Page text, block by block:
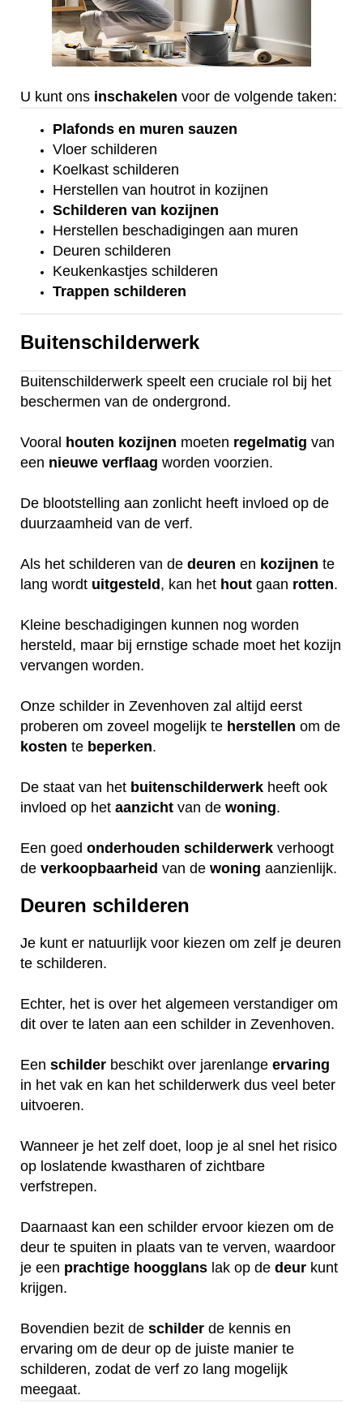
U kunt ons inschakelen voor de volgende taken:
Plafonds en muren sauzen
Vloer schilderen
Koelkast schilderen
Herstellen van houtrot in kozijnen
Schilderen van kozijnen
Herstellen beschadigingen aan muren
Deuren schilderen
Keukenkastjes schilderen
Trappen schilderen
Buitenschilderwerk
Buitenschilderwerk speelt een cruciale rol bij het
beschermen van de ondergrond.
Vooral houten kozijnen moeten regelmatig van
een nieuwe verflaag worden voorzien.
De blootstelling aan zonlicht heeft invloed op de
duurzaamheid van de verf.
Als het schilderen van de deuren en kozijnen te
lang wordt uitgesteld, kan het hout gaan rotten.
Kleine beschadigingen kunnen nog worden
hersteld, maar bij ernstige schade moet het kozijn
vervangen worden.
Onze schilder in Zevenhoven zal altijd eerst
proberen om zoveel mogelijk te herstellen om de
kosten te beperken.
De staat van het buitenschilderwerk heeft ook
invloed op het aanzicht van de woning.
Een goed onderhouden schilderwerk verhoogt
de verkoopbaarheid van de woning aanzienlijk.
Deuren schilderen
Je kunt er natuurlijk voor kiezen om zelf je deuren
te schilderen.
Echter, het is over het algemeen verstandiger om
dit over te laten aan een schilder in Zevenhoven.
Een schilder beschikt over jarenlange ervaring
in het vak en kan het schilderwerk dus veel beter
uitvoeren.
Wanneer je het zelf doet, loop je al snel het risico
op loslatende kwastharen of zichtbare
verfstrepen.
Daarnaast kan een schilder ervoor kiezen om de
deur te spuiten in plaats van te verven, waardoor
je een prachtige hoogglans lak op de deur kunt
krijgen.
Bovendien bezit de schilder de kennis en
ervaring om de deur op de juiste manier te
schilderen, zodat de verf zo lang mogelijk
meegaat.